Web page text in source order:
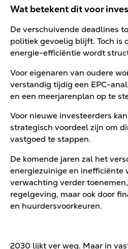
Wat betekent dit voor
De verschuivende deadlines
politiek gevoelig blijft. Toch is
energie-efficiëntie wordt
Voor eigenaren van oudere
verstandig tijdig een EPC-
en een meerjarenplan op te
Voor nieuwe investeerders
strategisch voordeel zijn om
vastgoed te stappen.
De komende jaren zal het
energiezuinige en inefficiënte
verwachting verder
regelgeving, maar ook door
en huurdersvoorkeuren.
2030 lijkt ver weg. Maar in